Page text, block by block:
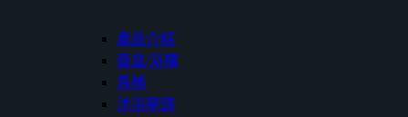
產品介紹
面盆/浴櫃
馬桶
沐浴龍頭